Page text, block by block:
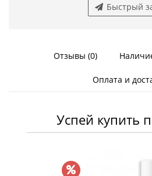
Быстрый
Отзывы (0)
Оплата и
Успей купить